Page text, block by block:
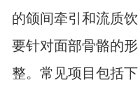
的颌间牵引和流质
要针对面部骨骼的
整。常见项目包括